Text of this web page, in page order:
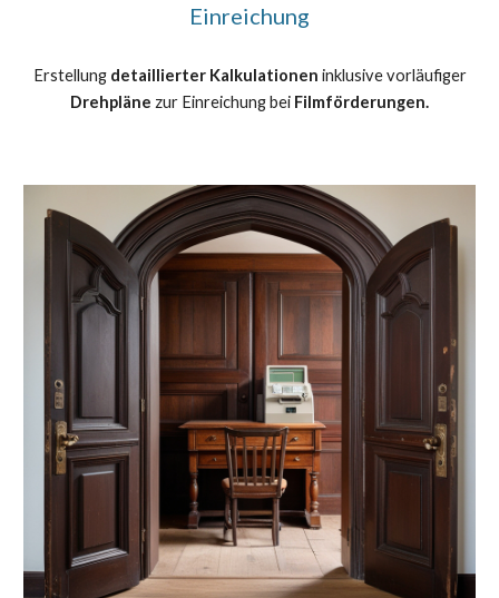
Einreichung
Erstellung detaillierter Kalkulationen inklusive vorläufiger
Drehpläne zur Einreichung bei Filmförderungen.